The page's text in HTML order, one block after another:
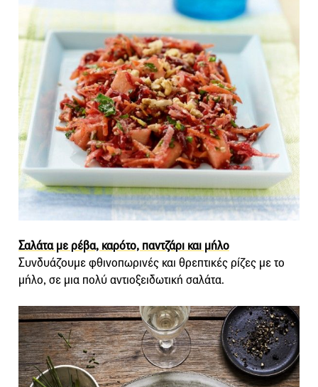
Σαλάτα με ρέβα, καρότο, παντζάρι και μήλο
Συνδυάζουμε φθινοπωρινές και θρεπτικές ρίζες με το
μήλο, σε μια πολύ αντιοξειδωτική σαλάτα.